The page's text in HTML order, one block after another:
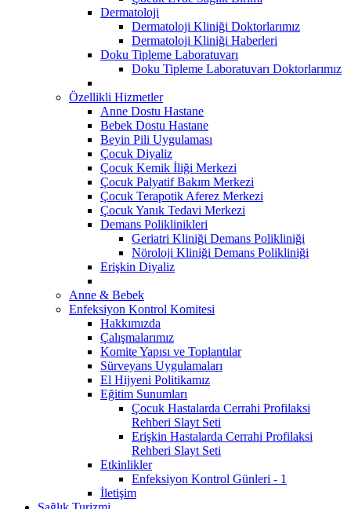
Dermatoloji
Dermatoloji Kliniği Doktorlarımız
Dermatoloji Kliniği Haberleri
Doku Tipleme Laboratuvarı
Doku Tipleme Laboratuvarı Doktorlarımız
Özellikli Hizmetler
Anne Dostu Hastane
Bebek Dostu Hastane
Beyin Pili Uygulaması
Çocuk Diyaliz
Çocuk Kemik İliği Merkezi
Çocuk Palyatif Bakım Merkezi
Çocuk Terapotik Aferez Merkezi
Çocuk Yanık Tedavi Merkezi
Demans Poliklinikleri
Geriatri Kliniği Demans Polikliniği
Nöroloji Kliniği Demans Polikliniği
Erişkin Diyaliz
Anne & Bebek
Enfeksiyon Kontrol Komitesi
Hakkımızda
Çalışmalarımız
Komite Yapısı ve Toplantılar
Sürveyans Uygulamaları
El Hijyeni Politikamız
Eğitim Sunumları
Çocuk Hastalarda Cerrahi Profilaksi
Rehberi Slayt Seti
Erişkin Hastalarda Cerrahi Profilaksi
Rehberi Slayt Seti
Etkinlikler
Enfeksiyon Kontrol Günleri - 1
İletişim